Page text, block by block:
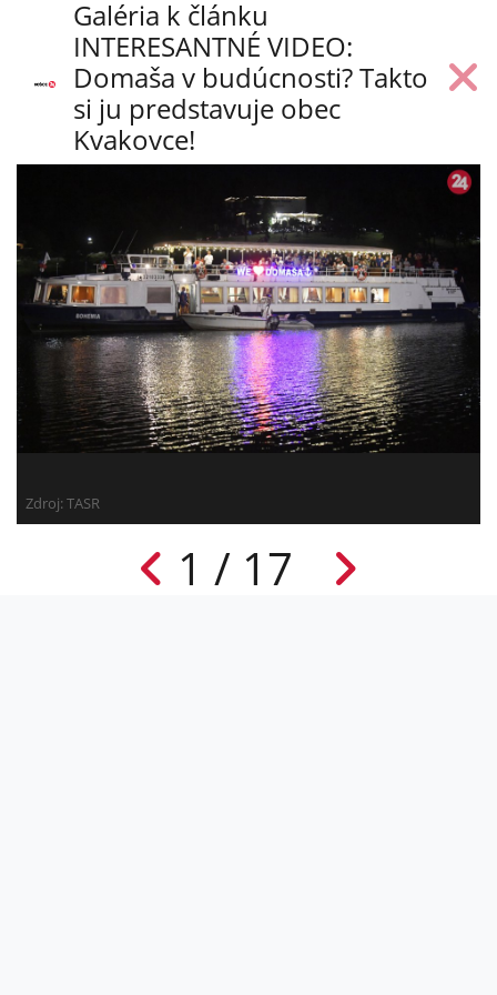
Galéria k článku
INTERESANTNÉ VIDEO:
Domaša v budúcnosti? Takto
si ju predstavuje obec
Kvakovce!
Zdroj: TASR
1 / 17